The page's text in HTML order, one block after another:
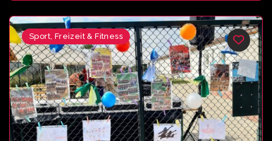
Sport, Freizeit & Fitness